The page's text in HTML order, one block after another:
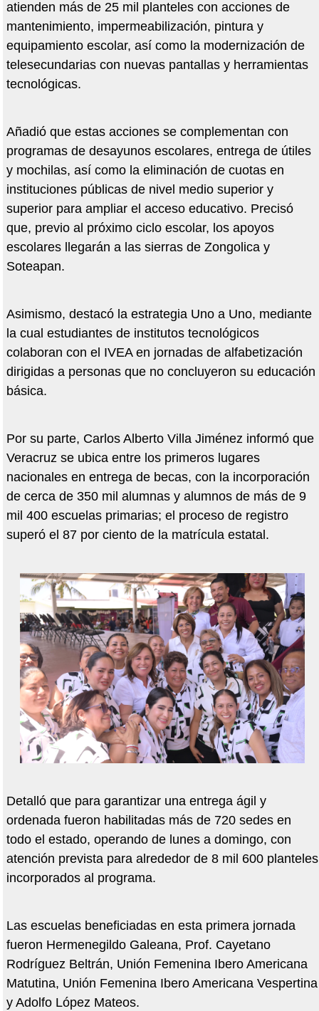
atienden más de 25 mil planteles con acciones de
mantenimiento, impermeabilización, pintura y
equipamiento escolar, así como la modernización de
telesecundarias con nuevas pantallas y herramientas
tecnológicas.
Añadió que estas acciones se complementan con
programas de desayunos escolares, entrega de útiles
y mochilas, así como la eliminación de cuotas en
instituciones públicas de nivel medio superior y
superior para ampliar el acceso educativo. Precisó
que, previo al próximo ciclo escolar, los apoyos
escolares llegarán a las sierras de Zongolica y
Soteapan.
Asimismo, destacó la estrategia Uno a Uno, mediante
la cual estudiantes de institutos tecnológicos
colaboran con el IVEA en jornadas de alfabetización
dirigidas a personas que no concluyeron su educación
básica.
Por su parte, Carlos Alberto Villa Jiménez informó que
Veracruz se ubica entre los primeros lugares
nacionales en entrega de becas, con la incorporación
de cerca de 350 mil alumnas y alumnos de más de 9
mil 400 escuelas primarias; el proceso de registro
superó el 87 por ciento de la matrícula estatal.
Detalló que para garantizar una entrega ágil y
ordenada fueron habilitadas más de 720 sedes en
todo el estado, operando de lunes a domingo, con
atención prevista para alrededor de 8 mil 600 planteles
incorporados al programa.
Las escuelas beneficiadas en esta primera jornada
fueron Hermenegildo Galeana, Prof. Cayetano
Rodríguez Beltrán, Unión Femenina Ibero Americana
Matutina, Unión Femenina Ibero Americana Vespertina
y Adolfo López Mateos.